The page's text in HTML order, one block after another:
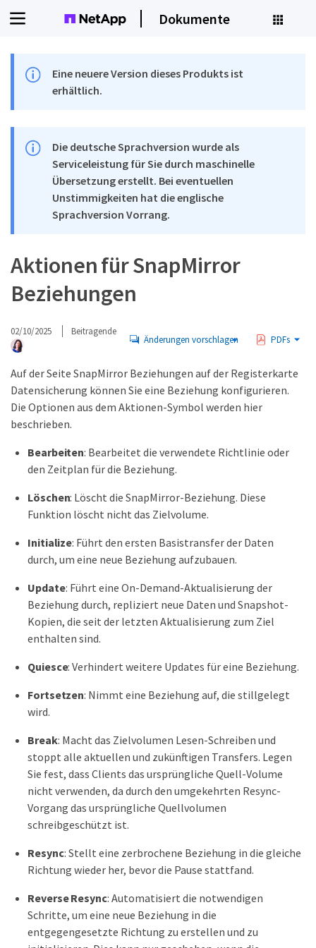
Dokumente
Eine neuere Version dieses Produkts ist
erhältlich.
Die deutsche Sprachversion wurde als
Serviceleistung für Sie durch maschinelle
Übersetzung erstellt. Bei eventuellen
Unstimmigkeiten hat die englische
Sprachversion Vorrang.
Aktionen für SnapMirror
Beziehungen
02/10/2025 Beitragende
Änderungen vorschlagen PDFs
Auf der Seite SnapMirror Beziehungen auf der Registerkarte
Datensicherung können Sie eine Beziehung konfigurieren.
Die Optionen aus dem Aktionen-Symbol werden hier
beschrieben.
Bearbeiten: Bearbeitet die verwendete Richtlinie oder
den Zeitplan für die Beziehung.
Löschen: Löscht die SnapMirror-Beziehung. Diese
Funktion löscht nicht das Zielvolume.
Initialize: Führt den ersten Basistransfer der Daten
durch, um eine neue Beziehung aufzubauen.
Update: Führt eine On-Demand-Aktualisierung der
Beziehung durch, repliziert neue Daten und Snapshot-
Kopien, die seit der letzten Aktualisierung zum Ziel
enthalten sind.
Quiesce: Verhindert weitere Updates für eine Beziehung.
Fortsetzen: Nimmt eine Beziehung auf, die stillgelegt
wird.
Break: Macht das Zielvolumen Lesen-Schreiben und
stoppt alle aktuellen und zukünftigen Transfers. Legen
Sie fest, dass Clients das ursprüngliche Quell-Volume
nicht verwenden, da durch den umgekehrten Resync-
Vorgang das ursprüngliche Quellvolumen
schreibgeschützt ist.
Resync: Stellt eine zerbrochene Beziehung in die gleiche
Richtung wieder her, bevor die Pause stattfand.
Reverse Resync: Automatisiert die notwendigen
Schritte, um eine neue Beziehung in die
entgegengesetzte Richtung zu erstellen und zu